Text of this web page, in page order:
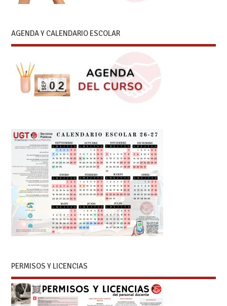
AGENDA Y CALENDARIO ESCOLAR
PERMISOS Y LICENCIAS